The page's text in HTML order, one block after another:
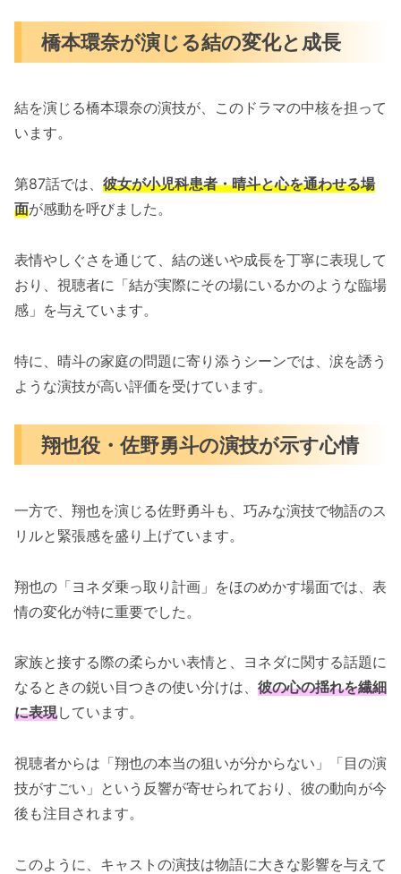
橋本環奈が演じる結の変化と成長
結を演じる橋本環奈の演技が、このドラマの中核を担って
います。
第87話では、 彼女が小児科患者・晴斗と心を通わせる場
面が感動を呼びました。
表情やしぐさを通じて、結の迷いや成長を丁寧に表現して
おり、視聴者に「結が実際にその場にいるかのような臨場
感」を与えています。
特に、晴斗の家庭の問題に寄り添うシーンでは、涙を誘う
ような演技が高い評価を受けています。
翔也役・佐野勇斗の演技が示す心情
一方で、翔也を演じる佐野勇斗も、巧みな演技で物語のス
リルと緊張感を盛り上げています。
翔也の「ヨネダ乗っ取り計画」をほのめかす場面では、表
情の変化が特に重要でした。
家族と接する際の柔らかい表情と、ヨネダに関する話題に
なるときの鋭い目つきの使い分けは、 彼の心の揺れを繊細
に表現しています。
視聴者からは「翔也の本当の狙いが分からない」「目の演
技がすごい」という反響が寄せられており、彼の動向が今
後も注目されます。
このように、キャストの演技は物語に大きな影響を与えて